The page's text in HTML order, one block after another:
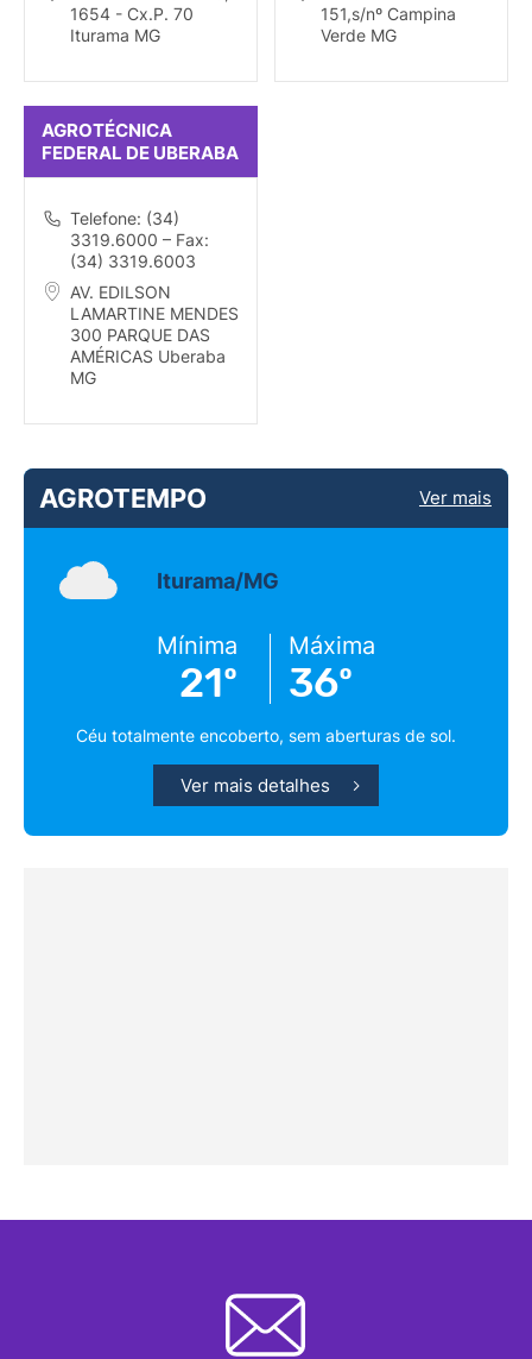
1654 - Cx.P. 70
Iturama MG
151,s/nº Campina
Verde MG
AGROTÉCNICA
FEDERAL DE UBERABA
Telefone: (34)
3319.6000 – Fax:
(34) 3319.6003
AV. EDILSON
LAMARTINE MENDES
300 PARQUE DAS
AMÉRICAS Uberaba
MG
AGROTEMPO Ver mais
Iturama/MG
Mínima
21º
Máxima
36º
Céu totalmente encoberto, sem aberturas de sol.
Ver mais detalhes